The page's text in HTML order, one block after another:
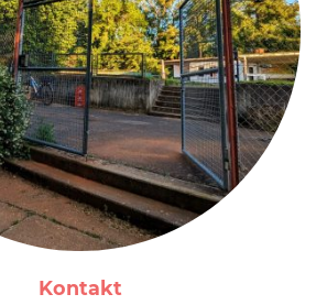
Kontakt